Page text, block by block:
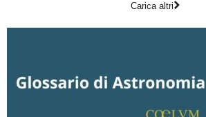
Carica altri